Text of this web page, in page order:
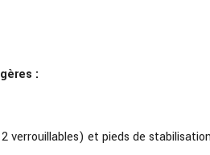
:
verrouillables) et pieds de